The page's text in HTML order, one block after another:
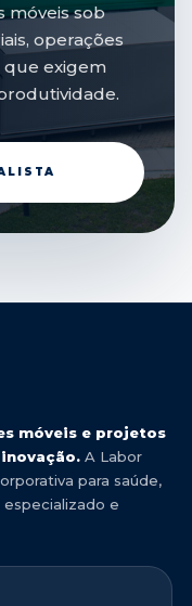
móveis sob
operações
que exigem
móveis e projetos
A Labor
para saúde,
especializado e